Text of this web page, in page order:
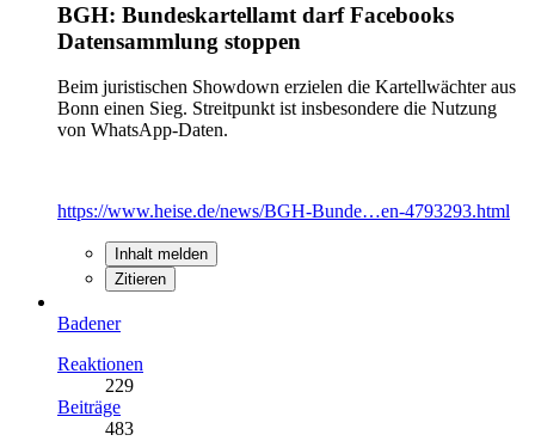
BGH: Bundeskartellamt darf Facebooks
Datensammlung stoppen
Beim juristischen Showdown erzielen die Kartellwächter aus
Bonn einen Sieg. Streitpunkt ist insbesondere die Nutzung
von WhatsApp-Daten.
https://www.heise.de/news/BGH-Bunde…en-4793293.html
Inhalt melden
Zitieren
Badener
Reaktionen
229
Beiträge
483